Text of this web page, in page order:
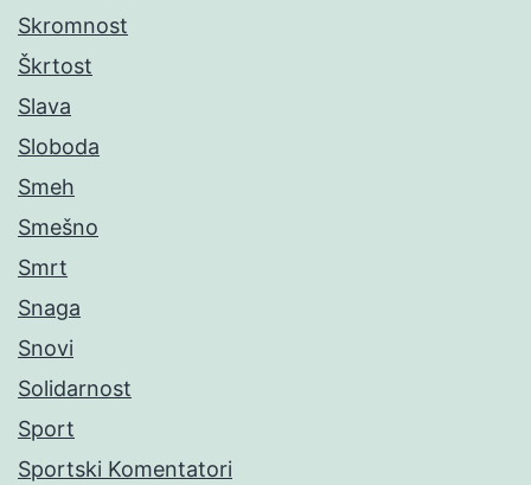
Skromnost
Škrtost
Slava
Sloboda
Smeh
Smešno
Smrt
Snaga
Snovi
Solidarnost
Sport
Sportski Komentatori